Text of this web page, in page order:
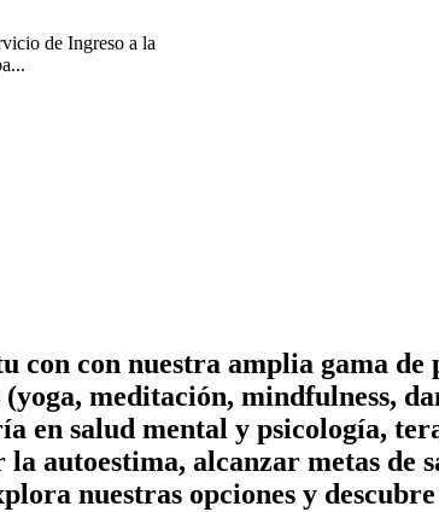
de Ingreso a la
con nuestra amplia gama de
meditación, mindfulness,
en salud mental y psicología,
autoestima, alcanzar metas de
nuestras opciones y